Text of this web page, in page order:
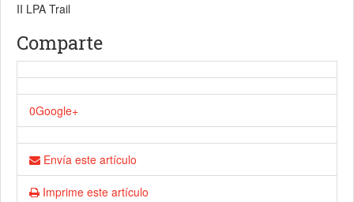
II LPA Trail
Comparte
0Google+
Envía este artículo
Imprime este artículo